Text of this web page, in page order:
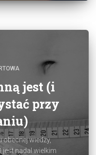
jest (i
przy
obecnej wiedzy,
jest nadal wielkim